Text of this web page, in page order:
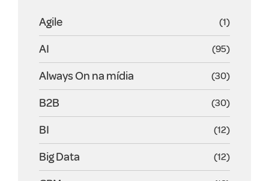
Agile (1)
AI (95)
Always On na mídia (30)
B2B (30)
BI (12)
Big Data (12)